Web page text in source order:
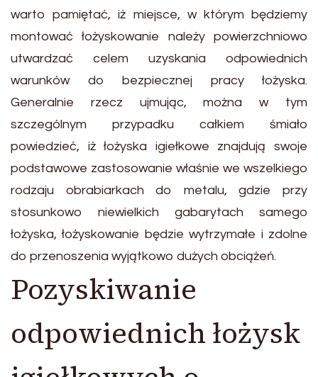
warto pamiętać, iż miejsce, w którym będziemy
montować łożyskowanie należy powierzchniowo
utwardzać celem uzyskania odpowiednich
warunków do bezpiecznej pracy łożyska.
Generalnie rzecz ujmując, można w tym
szczególnym przypadku całkiem śmiało
powiedzieć, iż łożyska igiełkowe znajdują swoje
podstawowe zastosowanie właśnie we wszelkiego
rodzaju obrabiarkach do metalu, gdzie przy
stosunkowo niewielkich gabarytach samego
łożyska, łożyskowanie będzie wytrzymałe i zdolne
do przenoszenia wyjątkowo dużych obciążeń.
Pozyskiwanie
odpowiednich łożysk